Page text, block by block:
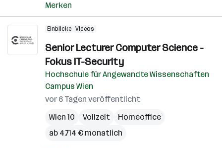
Merken
Einblicke Videos
Senior Lecturer Computer Science -
Fokus IT-Security
Hochschule für Angewandte Wissenschaften
Campus Wien
vor 6 Tagen veröffentlicht
Wien 10
Vollzeit
Homeoffice
ab 4.714 € monatlich